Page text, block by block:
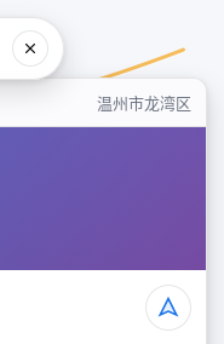
温州市龙湾区